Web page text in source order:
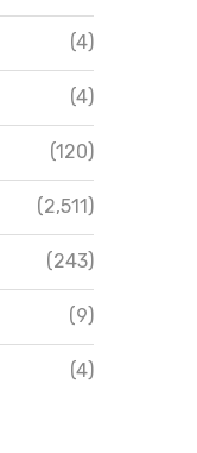
(4)
(4)
(120)
(2,511)
(243)
(9)
(4)